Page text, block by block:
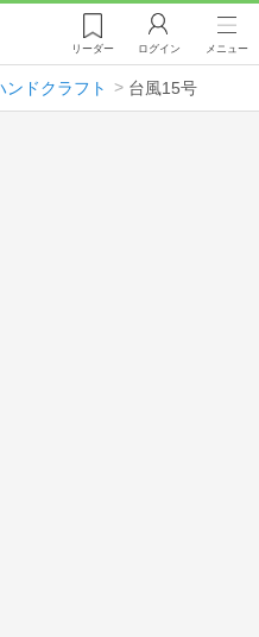
リーダー ログイン メニュー
ンドクラフト 台風15号